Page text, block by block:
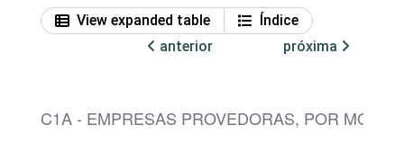
View expanded table
Índice
anterior
próxima
C1A - EMPRESAS PROVEDORAS, POR